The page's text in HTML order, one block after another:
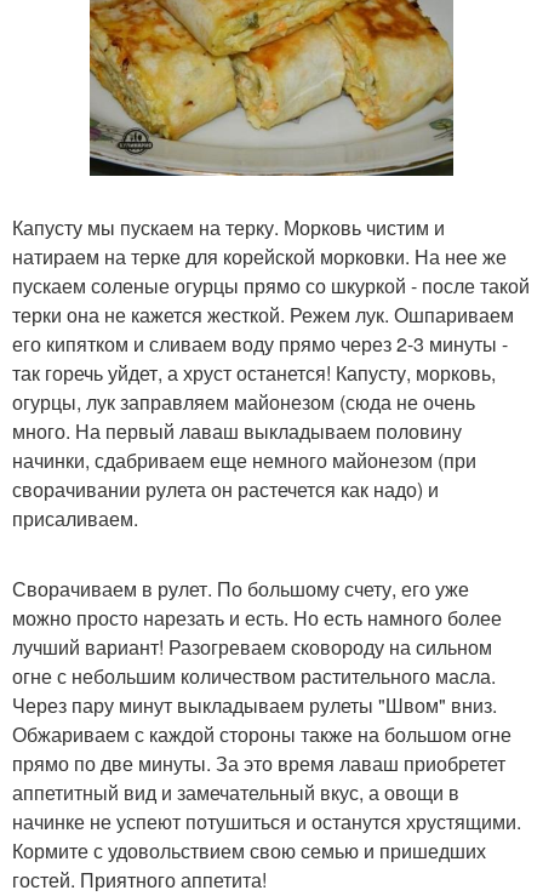
Капусту мы пускаем на терку. Морковь чистим и
натираем на терке для корейской морковки. На нее же
пускаем соленые огурцы прямо со шкуркой - после такой
терки она не кажется жесткой. Режем лук. Ошпариваем
его кипятком и сливаем воду прямо через 2-3 минуты -
так горечь уйдет, а хруст останется! Капусту, морковь,
огурцы, лук заправляем майонезом (сюда не очень
много. На первый лаваш выкладываем половину
начинки, сдабриваем еще немного майонезом (при
сворачивании рулета он растечется как надо) и
присаливаем.
Сворачиваем в рулет. По большому счету, его уже
можно просто нарезать и есть. Но есть намного более
лучший вариант! Разогреваем сковороду на сильном
огне с небольшим количеством растительного масла.
Через пару минут выкладываем рулеты "Швом" вниз.
Обжариваем с каждой стороны также на большом огне
прямо по две минуты. За это время лаваш приобретет
аппетитный вид и замечательный вкус, а овощи в
начинке не успеют потушиться и останутся хрустящими.
Кормите с удовольствием свою семью и пришедших
гостей. Приятного аппетита!